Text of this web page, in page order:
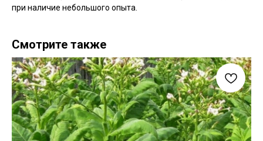
при наличие небольшого опыта.
Смотрите также